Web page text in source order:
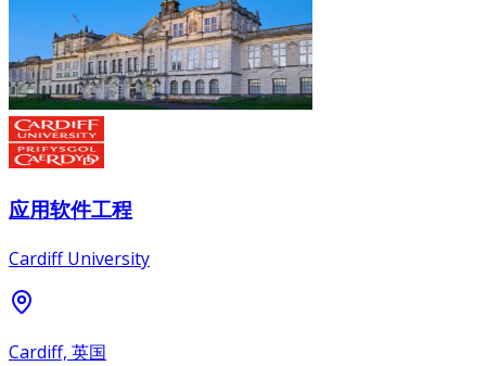
应用软件工程
Cardiff University
Cardiff, 英国